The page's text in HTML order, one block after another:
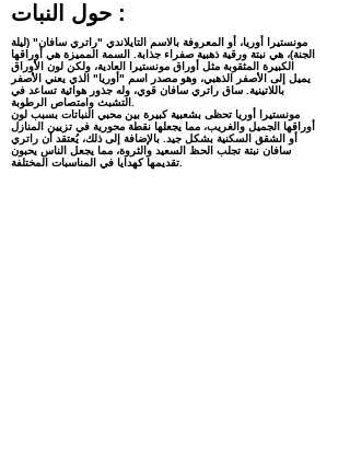
حول النبات :
مونستيرا أوريا، أو المعروفة بالاسم التايلاندي "راتري سافان" (ليلة
الجنة)، هي نبتة ورقية ذهبية صفراء جذابة. السمة المميزة هي أوراقها
الكبيرة المثقوبة مثل أوراق مونستيرا العادية، ولكن لون الأوراق
يميل إلى الأصفر الذهبي، وهو مصدر اسم "أوريا" الذي يعني الأصفر
باللاتينية. ساق راتري سافان قوي، وله جذور هوائية تساعد في
التشبث وامتصاص الرطوبة.
مونستيرا أوريا تحظى بشعبية كبيرة بين محبي النباتات بسبب لون
أوراقها الجميل والغريب، مما يجعلها نقطة محورية في تزيين المنازل
أو الشقق السكنية بشكل جيد. بالإضافة إلى ذلك، يُعتقد أن راتري
سافان نبتة تجلب الحظ السعيد والثروة، مما يجعل الناس يحبون
تقديمها كهدايا في المناسبات المختلفة.